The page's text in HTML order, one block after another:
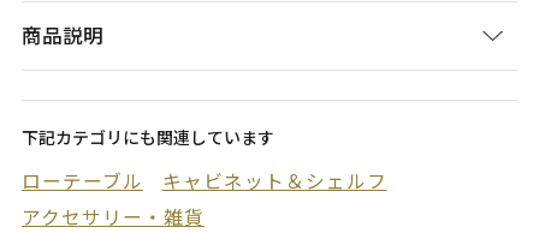
商品説明
下記カテゴリにも関連しています
ローテーブル
キャビネット＆シェルフ
アクセサリー・雑貨